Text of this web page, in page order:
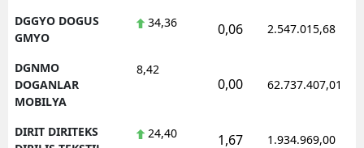
DGGYO DOGUS
GMYO
34,36 0,06 2.547.015,68
DGNMO
DOGANLAR
MOBILYA
8,42
0,00 62.737.407,01
DIRIT DIRITEKS
24,40 1,67 1.934.969,00